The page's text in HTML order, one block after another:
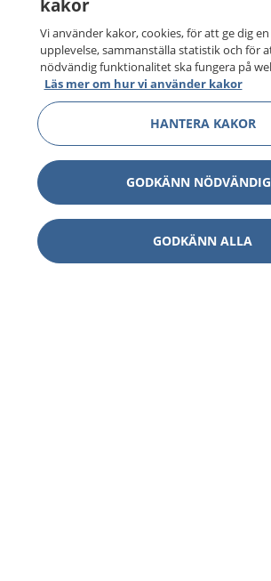
kakor
Vi använder kakor, cookies, för att ge dig
upplevelse, sammanställa statistik och för
nödvändig funktionalitet ska fungera på
Läs mer om hur vi använder kakor
HANTERA KAKOR
GODKÄNN
GODKÄNN ALLA